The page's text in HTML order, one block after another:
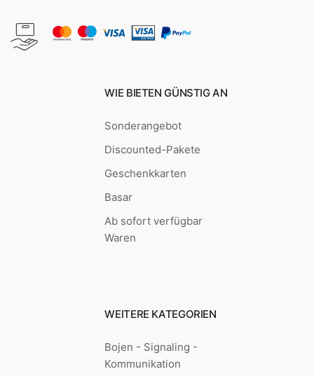
WIE BIETEN GÜNSTIG AN
Sonderangebot
Discounted-Pakete
Geschenkkarten
Basar
Ab sofort verfügbar
Waren
WEITERE KATEGORIEN
Bojen - Signaling -
Kommunikation